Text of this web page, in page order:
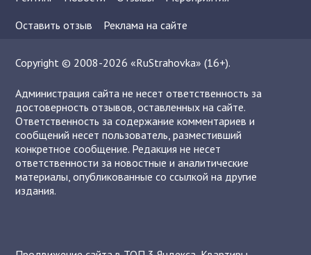
Оставить отзыв
Реклама на сайте
Copyright © 2008-2026 «RuStrahovka» (16+).
Администрация сайта не несет ответственность за
достоверность отзывов, оставленных на сайте.
Ответственность за содержание комментариев и
сообщений несет пользователь, разместивший
конкретное сообщение. Редакция не несет
ответственности за новостные и аналитические
материалы, опубликованные со ссылкой на другие
издания.